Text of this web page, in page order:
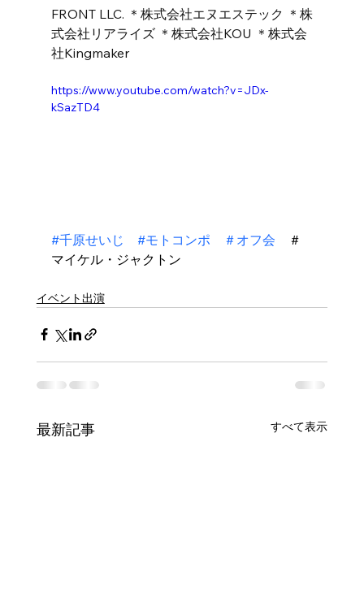
FRONT LLC. ＊株式会社エヌエステック ＊株
式会社リアライズ ＊株式会社KOU ＊株式会
社Kingmaker
https://www.youtube.com/watch?v=JDx-
kSazTD4
#千原せいじ #モトコンポ ＃オフ会 ＃
マイケル・ジャクトン
イベント出演
最新記事 すべて表示